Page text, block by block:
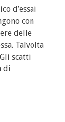
d’essai
con
delle
Talvolta
scatti
di